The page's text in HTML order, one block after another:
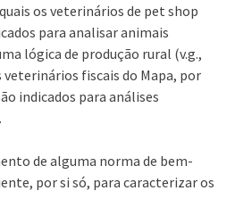
os veterinários de pet shop
para analisar animais
lógica de produção rural (v.g.,
fiscais do Mapa, por
indicados para análises
de alguma norma de bem-
por si só, para caracterizar os